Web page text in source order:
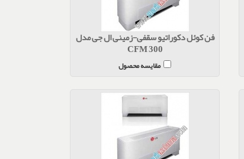
فن کوئل دکوراتیو سقفی-زمینی ال جی مدل
CFM 300
مقایسه محصول